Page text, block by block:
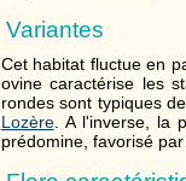
Variantes
Cet habitat fluctue en
ovine caractérise les
rondes sont typiques
Lozère. A l'inverse, la
prédomine, favorisé